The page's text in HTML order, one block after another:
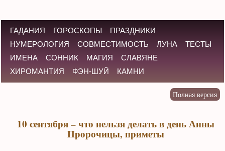
ГАДАНИЯ ГОРОСКОПЫ
ПРАЗДНИКИ
НУМЕРОЛОГИЯ
СОВМЕСТИМОСТЬ ЛУНА
ТЕСТЫ
ИМЕНА
СОННИК МАГИЯ
СЛАВЯНЕ
ХИРОМАНТИЯ
ФЭН-ШУЙ КАМНИ
10 сентября – что нельзя делать в день Анны
Пророчицы, приметы